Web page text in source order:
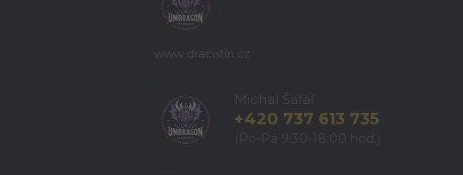
www.dracistin.cz
Michal Šafář
+420 737 613 735
(Po-Pá 9:30-18:00 hod.)